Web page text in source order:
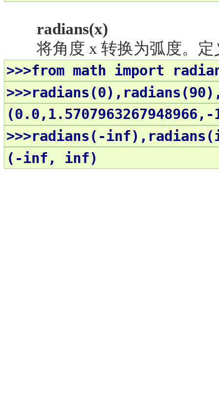
radians(x)
将角度 x 转换为弧度。
>>>from math import
(0.0,1.5707963267948966,-
>>>radians(-
(-inf, inf)